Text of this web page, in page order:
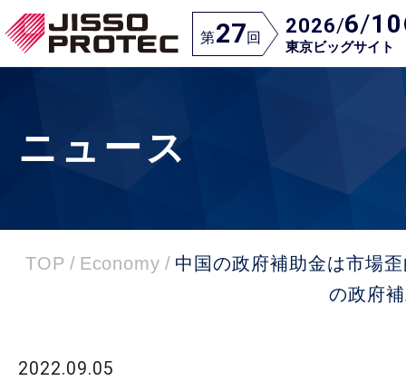
第27回 2026/6/10
東京ビッグサイト
ニュース
TOP / Economy / 中国の政府補助金は市場
の政府
2022.09.05